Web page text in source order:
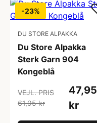
-23%
DU STORE ALPAKKA
Du Store Alpakka
Sterk Garn 904
Kongeblå
VEJL. PRIS
61,95 kr
47,95
kr